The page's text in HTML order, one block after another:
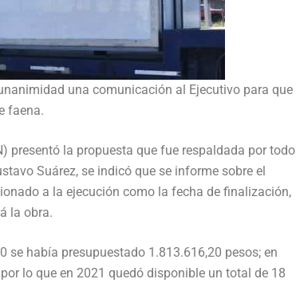
una comunicación al Ejecutivo para que
faena.
presentó la propuesta que fue respaldada por todo
Suárez, se indicó que se informe sobre el
a la ejecución como la fecha de finalización,
la obra.
se había presupuestado 1.813.616,20 pesos; en
lo que en 2021 quedó disponible un total de 18